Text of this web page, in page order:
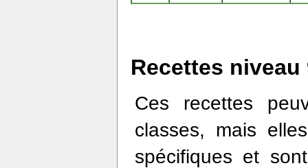
Recettes niveau
Ces recettes
classes, mais
spécifiques et